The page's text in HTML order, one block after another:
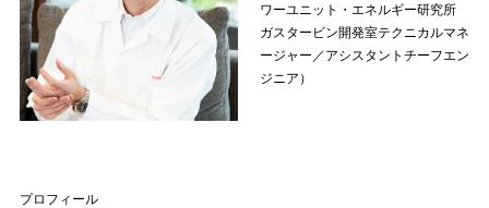
ワーユニット・エネルギー研究所
ガスタービン開発室テクニカルマネ
ージャー／アシスタントチーフエン
ジニア）
プロフィール